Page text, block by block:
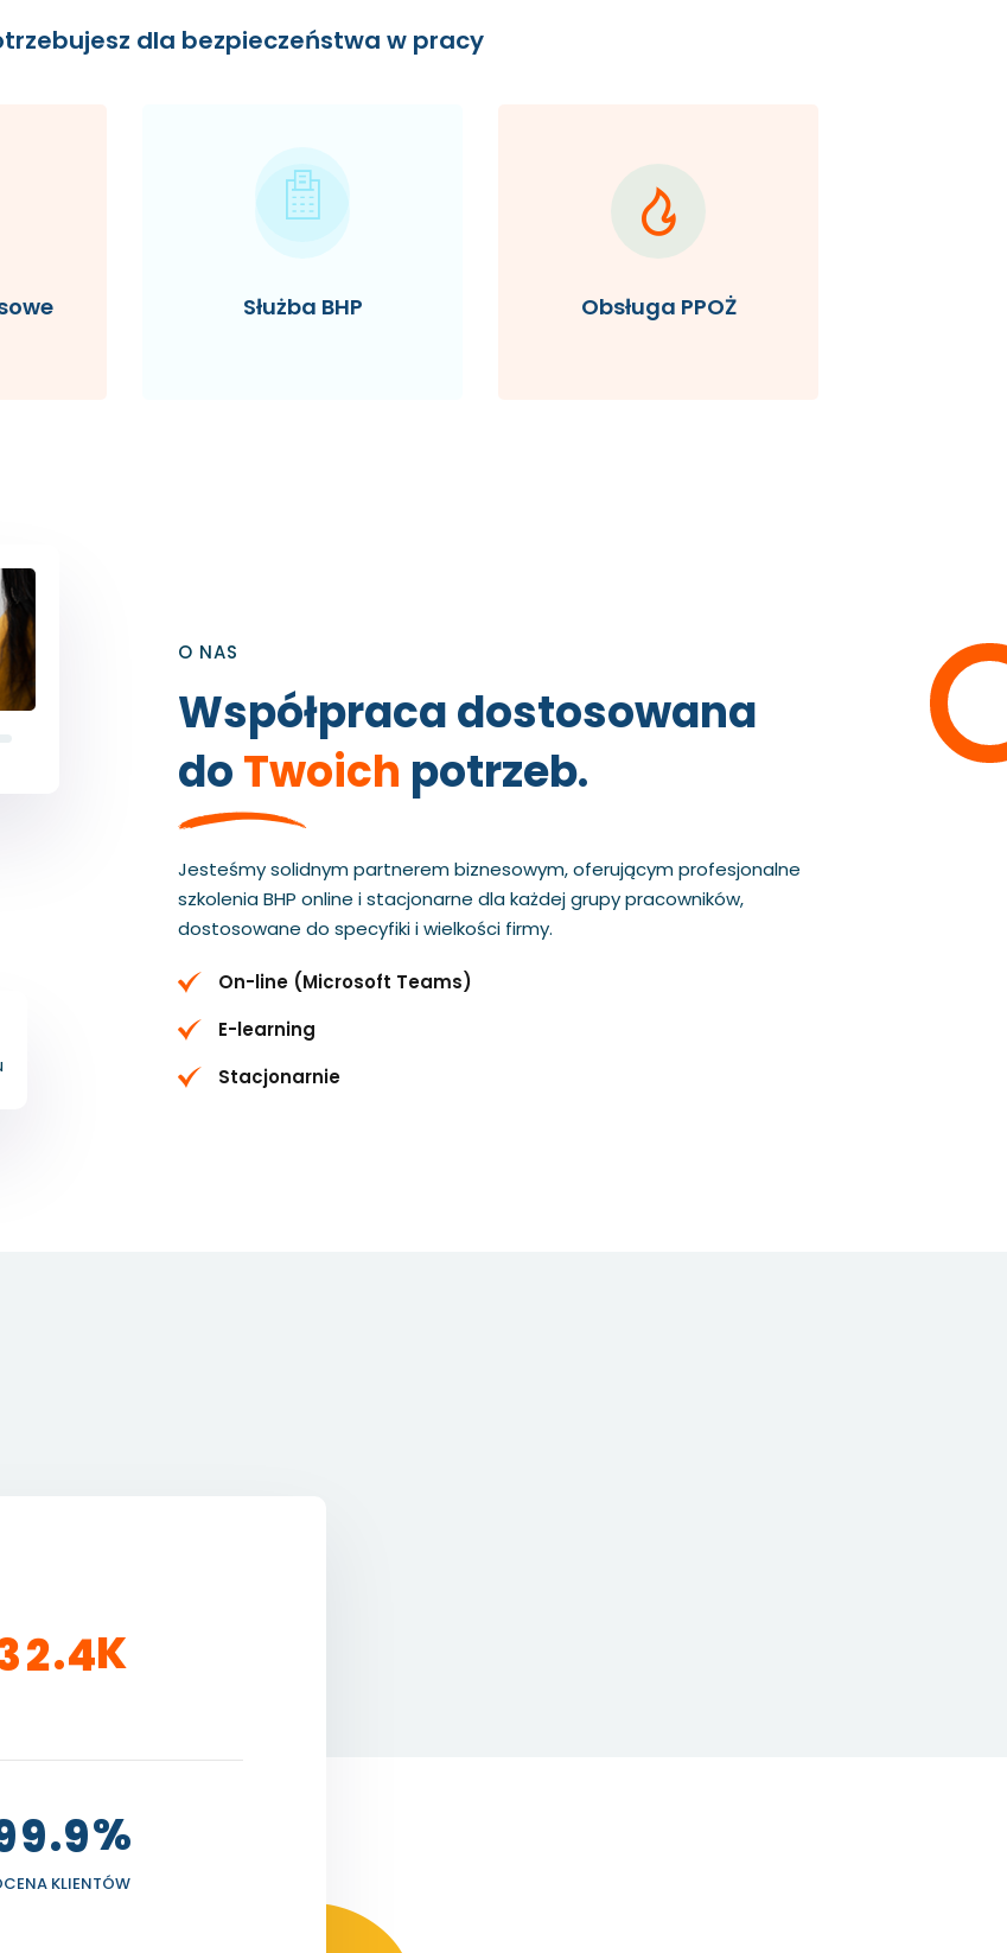
dla bezpieczeństwa w pracy
Służba BHP Obsługa PPOŻ
O NAS
Współpraca dostosowana
doTwoich potrzeb.
Jesteśmy solidnym partnerem biznesowym, oferującym profesjonalne
szkolenia BHP online i stacjonarne dla każdej grupy pracowników,
dostosowane do specyfiki i wielkości firmy.
On-line (Microsoft Teams)
E-learning
Stacjonarnie
2.4K
9.9%
KLIENTÓW